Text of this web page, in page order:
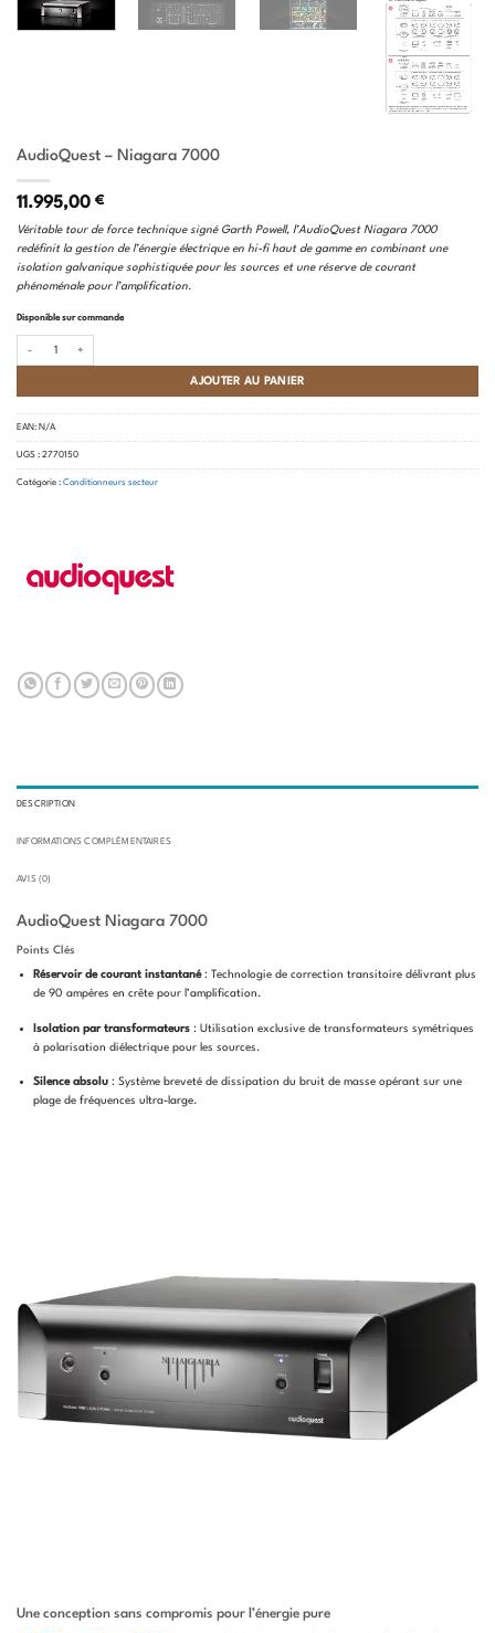
AudioQuest – Niagara 7000
11.995,00 €
Véritable tour de force technique signé Garth Powell, l’AudioQuest Niagara 7000
redéfinit la gestion de l’énergie électrique en hi-fi haut de gamme en combinant une
isolation galvanique sophistiquée pour les sources et une réserve de courant
phénoménale pour l’amplification.
Disponible sur commande
AJOUTER AU PANIER
EAN: N/A
UGS : 2770150
Catégorie : Conditionneurs secteur
DESCRIPTION
INFORMATIONS COMPLÉMENTAIRES
AVIS (0)
AudioQuest Niagara 7000
Points Clés
Réservoir de courant instantané: Technologie de correction transitoire délivrant plus
de 90 ampères en crête pour l’amplification.
Isolation par transformateurs: Utilisation exclusive de transformateurs symétriques
à polarisation diélectrique pour les sources.
Silence absolu: Système breveté de dissipation du bruit de masse opérant sur une
plage de fréquences ultra-large.
Une conception sans compromis pour l’énergie pure